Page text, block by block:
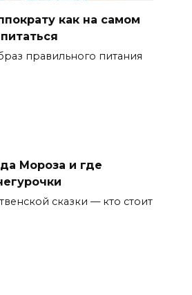
как на самом
правильного питания
Мороза и где
сказки — кто стоит